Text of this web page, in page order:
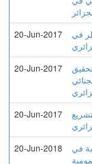
20-Jun-2017
في
20-Jun-2017
20-Jun-2017
20-Jun-2018
في